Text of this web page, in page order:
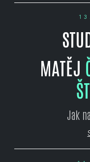
MATĚJ
Jak